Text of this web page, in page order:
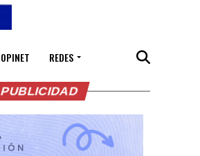
OPINET REDES
PUBLICIDAD